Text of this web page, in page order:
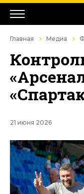
Главная Медиа
21 июня 2026